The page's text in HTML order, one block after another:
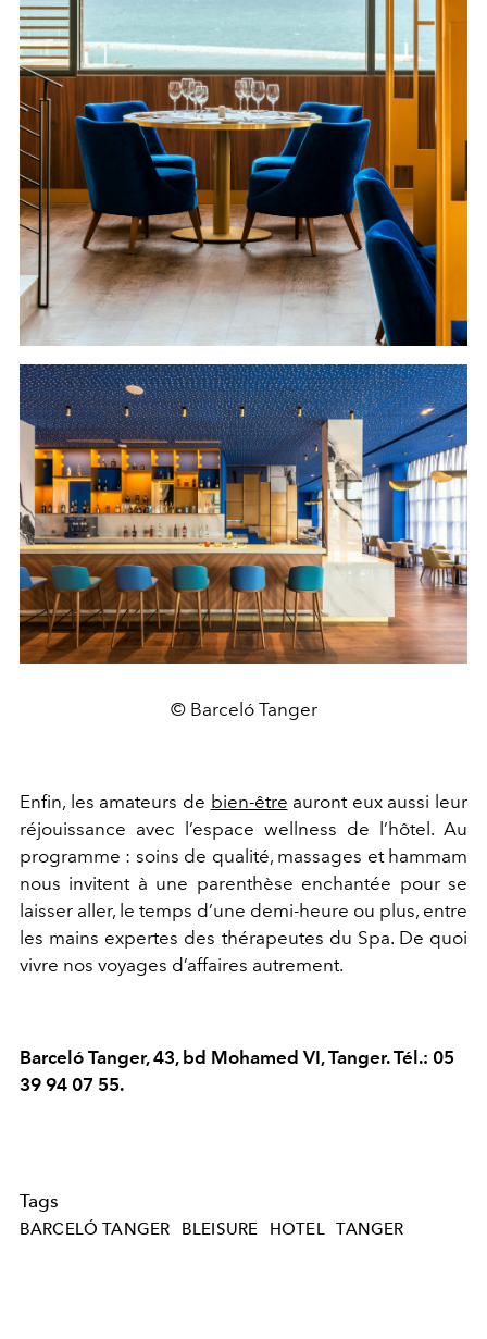
© Barceló Tanger
Enfin, les amateurs de bien-être auront eux aussi leur
réjouissance avec l’espace wellness de l’hôtel. Au
programme : soins de qualité, massages et hammam
nous invitent à une parenthèse enchantée pour se
laisser aller, le temps d’une demi-heure ou plus, entre
les mains expertes des thérapeutes du Spa. De quoi
vivre nos voyages d’affaires autrement.
Barceló Tanger, 43, bd Mohamed VI, Tanger. Tél.: 05
39 94 07 55.
Tags
BARCELÓ TANGER BLEISURE HOTEL TANGER